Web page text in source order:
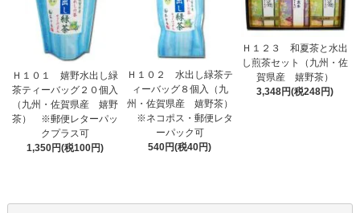
Ｈ１０１ 嬉野水出し緑
茶ティーバッグ２０個入
（九州・佐賀県産 嬉野
茶） ※郵便レターパッ
クプラス可
1,350円(税100円)
Ｈ１０２ 水出し緑茶テ
ィーバッグ８個入（九
州・佐賀県産 嬉野茶）
※ネコポス・郵便レタ
ーパック可
540円(税40円)
Ｈ１２３ 和夏茶と水出
し煎茶セット（九州・佐
賀県産 嬉野茶）
3,348円(税248円)